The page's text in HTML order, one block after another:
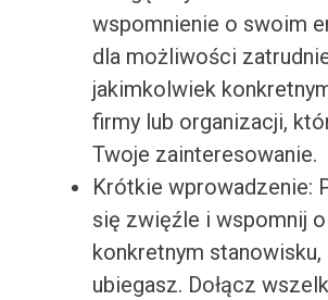
wspomnienie o swoim
dla możliwości
jakimkolwiek
firmy lub organizacji,
Twoje zainteresowanie.
Krótkie wprowadzenie:
się zwięźle i wspomnij o
konkretnym
ubiegasz. Dołącz